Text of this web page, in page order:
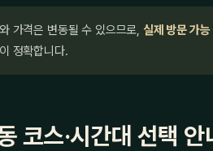
가격은 변동될 수 있으므로, 실제 방문 가
정확합니다.
코스·시간대 선택 안